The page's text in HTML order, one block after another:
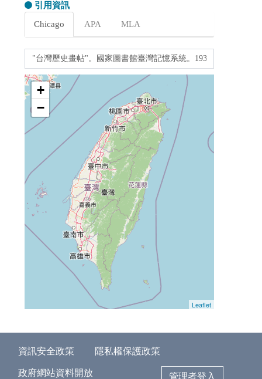
引用資訊
Chicago
APA MLA
+
−
Leaflet
資訊安全政策 隱私權保護政策
政府網站資料開放 管理者登入